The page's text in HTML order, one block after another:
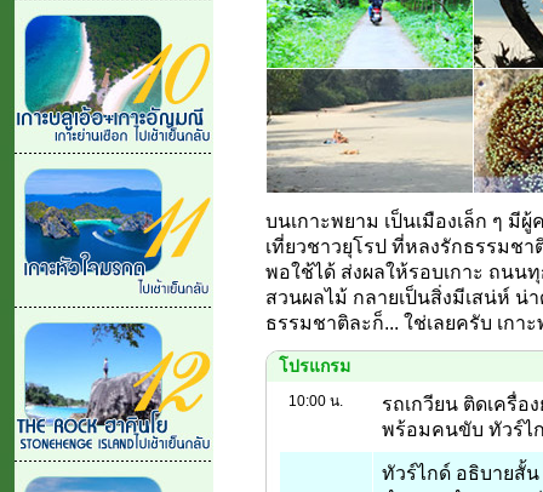
บนเกาะพยาม เป็นเมืองเล็ก ๆ
เที่ยวชาวยุโรป ที่หลงรักธรรมช
พอใช้ได้ ส่งผลให้รอบเกาะ ถน
สวนผลไม้ กลายเป็นสิ่งมีเสน่ห์ น่
ธรรมชาติละก็... ใช่เลยครับ เกา
โปรแกรม
10:00 น.
รถเกวียน ติดเครื่อ
พร้อมคนขับ ทัวร์ไ
ทัวร์ไกด์ อธิบายสั้น